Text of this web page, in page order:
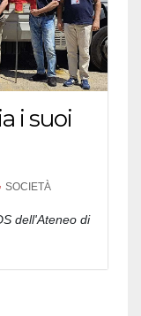
i suoi
SOCIETÀ
dell'Ateneo di